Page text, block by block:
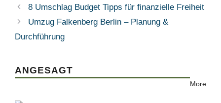
8 Umschlag Budget Tipps für finanzielle Freiheit
Umzug Falkenberg Berlin – Planung &
Durchführung
ANGESAGT
More